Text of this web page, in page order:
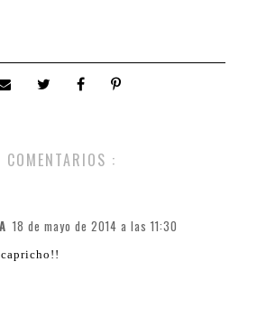
COMENTARIOS :
18 de mayo de 2014 a las 11:30